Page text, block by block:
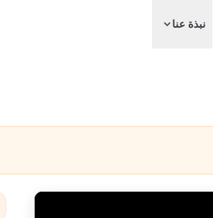
نبذة عنا